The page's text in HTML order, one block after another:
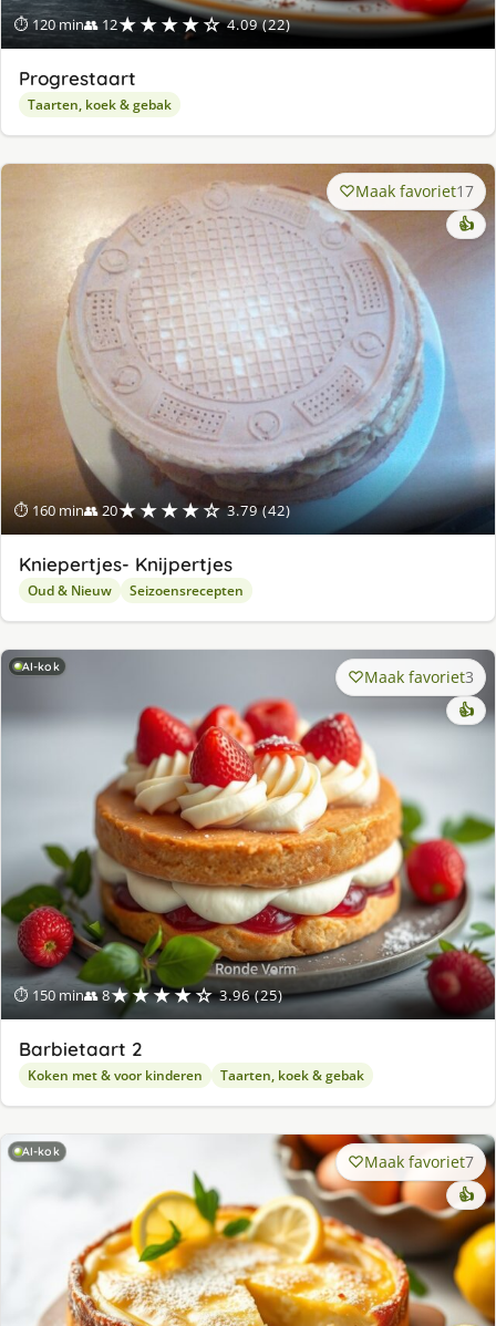
⏱ 120 min👥 12★★★★☆ 4.09 (22)
Progrestaart
Taarten, koek & gebak
⏱ 160 min👥 20★★★★☆ 3.79 (42)
Maak favoriet17
👍
Kniepertjes- Knijpertjes
Oud & Nieuw Seizoensrecepten
AI-kok
⏱ 150 min👥 8★★★★☆ 3.96 (25)
Maak favoriet3
👍
Barbietaart 2
Koken met & voor kinderen Taarten, koek & gebak
AI-kok Maak favoriet7
👍